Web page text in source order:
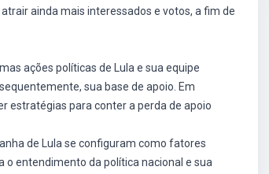
ainda mais interessados e votos, a fim de
ações políticas de Lula e sua equipe
sua base de apoio. Em
estratégias para conter a perda de apoio
de Lula se configuram como fatores
o entendimento da política nacional e sua